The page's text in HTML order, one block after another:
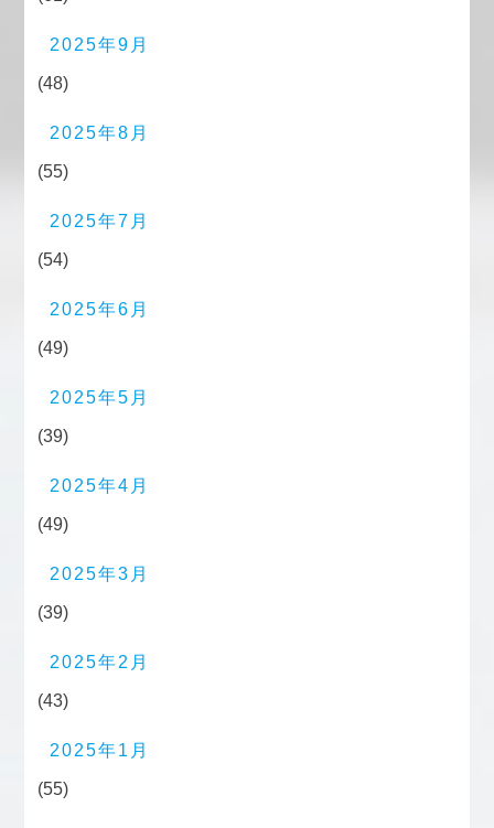
2025年9月
(48)
2025年8月
(55)
2025年7月
(54)
2025年6月
(49)
2025年5月
(39)
2025年4月
(49)
2025年3月
(39)
2025年2月
(43)
2025年1月
(55)